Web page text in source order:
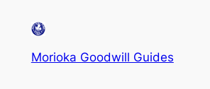
Morioka Goodwill Guides